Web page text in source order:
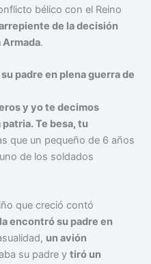
bélico con el Reino
de la decisión
Armada.
padre en plena guerra de
y yo te decimos
Te besa, tu
que un pequeño de 6 años
de los soldados
que creció contó
encontró su padre en
un avión
su padre ytiró un